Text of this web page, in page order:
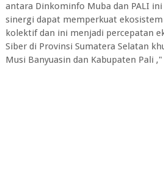
antara Dinkominfo Muba dan PALI
sinergi dapat memperkuat
kolektif dan ini menjadi percepatan
Siber di Provinsi Sumatera Selatan
Musi Banyuasin dan Kabupaten Pali